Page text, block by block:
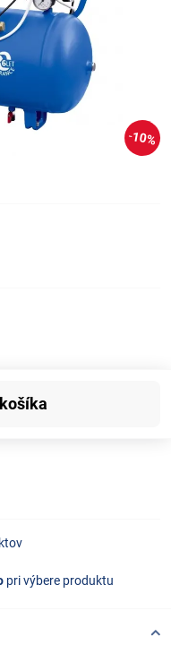
10%
košíka
pri výbere produktu